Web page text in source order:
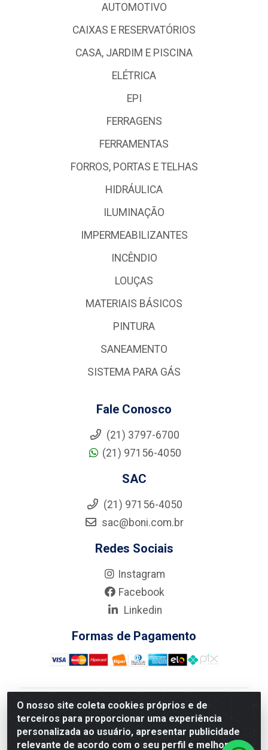
O nosso site coleta cookies próprios e de
terceiros para proporcionar uma experiência
personalizada ao usuário, apresentar publicidade
relevante de acordo com o seu perfil e melhorar a
AUTOMOTIVO
CAIXAS E RESERVATÓRIOS
CASA, JARDIM E PISCINA
ELÉTRICA
EPI
FERRAGENS
FERRAMENTAS
FORROS, PORTAS E TELHAS
HIDRÁULICA
ILUMINAÇÃO
IMPERMEABILIZANTES
INCÊNDIO
LOUÇAS
MATERIAIS BÁSICOS
PINTURA
SANEAMENTO
SISTEMA PARA GÁS
Fale Conosco
(21) 3797-6700
(21) 97156-4050
SAC
(21) 97156-4050
sac@boni.com.br
Redes Sociais
Instagram
Facebook
Linkedin
Formas de Pagamento
Nova Boni Distribuidora de Material de Construção LTDA
- Rua Alice Tibiriçá, 330 - Vila Da Penha, Rio de
Janeiro/RJ - CEP: 21.210-110 - CNPJ: 11.003.135/0001-
27